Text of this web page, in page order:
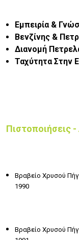
Εμπειρία &
Βενζίνης &
Διανομή
Ταχύτητα Στην
Πιστοποιήσεις -
Βραβείο Χρυσού
1990
Βραβείο Χρυσού